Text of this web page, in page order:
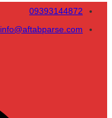
09393144872
info@aftabparse.com